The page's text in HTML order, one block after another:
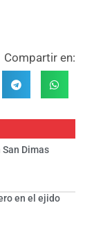
Compartir en:
Dimas
en el ejido